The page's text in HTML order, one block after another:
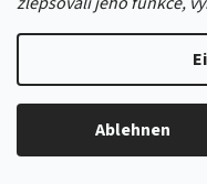
Ablehnen
Orthopädische